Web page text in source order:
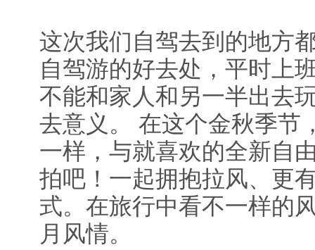
这次我们自驾去到的地方
自驾游的好去处，平时上
不能和家人和另一半出去
去意义。 在这个金秋季节
一样，与就喜欢的全新自
拍吧！一起拥抱拉风、更
式。在旅行中看不一样的
月风情。